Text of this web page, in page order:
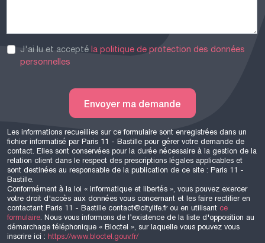
J'ai lu et acceptéla politique de protection des données
personnelles
Envoyer ma demande
Les informations recueillies sur ce formulaire sont enregistrées dans un
fichier informatisé par Paris 11 - Bastille pour gérer votre demande de
contact. Elles sont conservées pour la durée nécessaire à la gestion de la
relation client dans le respect des prescriptions légales applicables et
sont destinées au responsable de la publication de ce site : Paris 11 -
Bastille.
Conformément à la loi « informatique et libertés », vous pouvez exercer
votre droit d'accès aux données vous concernant et les faire rectifier en
contactant Paris 11 - Bastille contact@citylife.fr ou en utilisant ce
formulaire. Nous vous informons de l’existence de la liste d'opposition au
démarchage téléphonique « Bloctel », sur laquelle vous pouvez vous
inscrire ici : https://www.bloctel.gouv.fr/